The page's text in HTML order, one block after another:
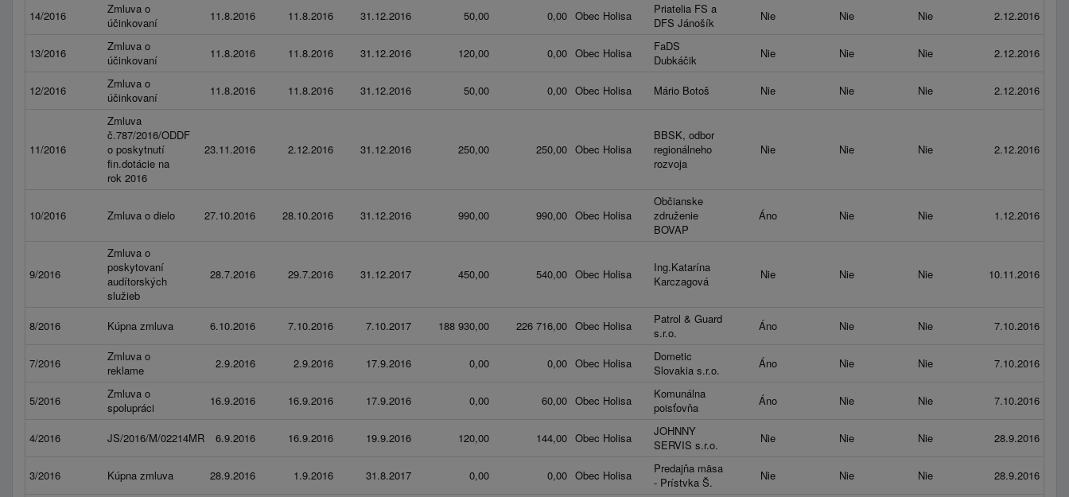
14/2016
Zmluva o
účinkovaní
11.8.2016 11.8.2016 31.12.2016 50,00 0,00 Obec Holisa
Priatelia FS a
DFS Jánošík
Nie Nie Nie 2.12.2016
13/2016
Zmluva o
účinkovaní
11.8.2016 11.8.2016 31.12.2016 120,00 0,00 Obec Holisa
FaDS
Dubkáčik
Nie Nie Nie 2.12.2016
12/2016
Zmluva o
účinkovaní
11.8.2016 11.8.2016 31.12.2016 50,00 0,00 Obec Holisa Mário Botoš Nie Nie Nie 2.12.2016
11/2016
Zmluva
č.787/2016/ODDF
o poskytnutí
fin.dotácie na
rok 2016
23.11.2016 2.12.2016 31.12.2016 250,00 250,00 Obec Holisa
BBSK, odbor
regionálneho
rozvoja
Nie Nie Nie 2.12.2016
10/2016 Zmluva o dielo 27.10.2016 28.10.2016 31.12.2016 990,00 990,00 Obec Holisa
Občianske
združenie
BOVAP
Áno Nie Nie 1.12.2016
9/2016
Zmluva o
poskytovaní
audítorských
služieb
28.7.2016 29.7.2016 31.12.2017 450,00 540,00 Obec Holisa
Ing.Katarína
Karczagová
Nie Nie Nie 10.11.2016
8/2016 Kúpna zmluva 6.10.2016 7.10.2016 7.10.2017 188 930,00 226 716,00 Obec Holisa
Patrol & Guard
s.r.o.
Áno Nie Nie 7.10.2016
7/2016
Zmluva o
reklame
2.9.2016 2.9.2016 17.9.2016 0,00 0,00 Obec Holisa
Dometic
Slovakia s.r.o.
Áno Nie Nie 7.10.2016
5/2016
Zmluva o
spolupráci
16.9.2016 16.9.2016 17.9.2016 0,00 60,00 Obec Holisa
Komunálna
poisťovňa
Áno Nie Nie 7.10.2016
4/2016 JS/2016/M/02214MR 6.9.2016 16.9.2016 19.9.2016 120,00 144,00 Obec Holisa
JOHNNY
SERVIS s.r.o.
Nie Nie Nie 28.9.2016
3/2016 Kúpna zmluva 28.9.2016 1.9.2016 31.8.2017 0,00 0,00 Obec Holisa
Predajňa mäsa
- Prístvka Š.
Nie Nie Nie 28.9.2016